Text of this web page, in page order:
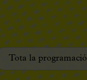
Tota la programació